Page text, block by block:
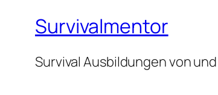
Survivalmentor
Survival Ausbildungen von